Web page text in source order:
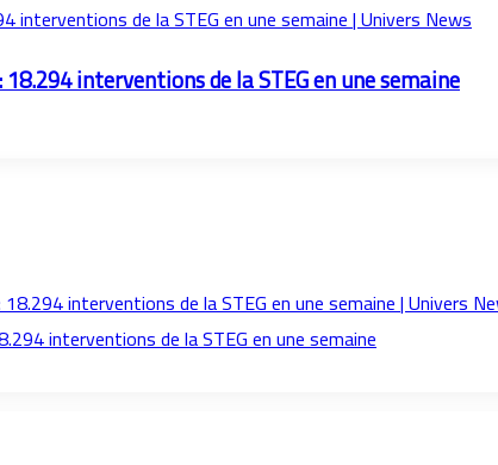
interventions de la STEG en une semaine
interventions de la STEG en une semaine